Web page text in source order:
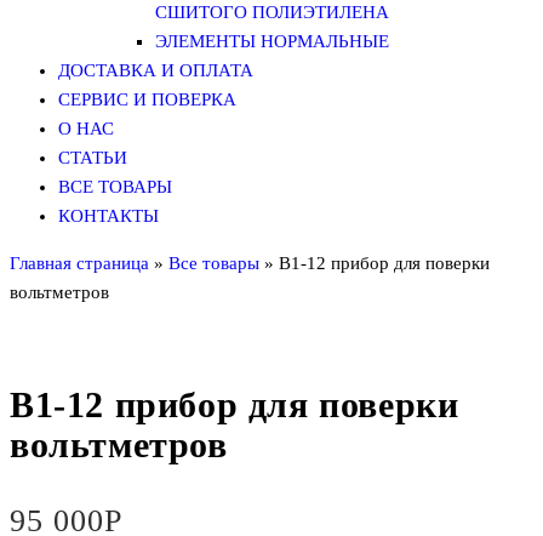
СШИТОГО ПОЛИЭТИЛЕНА
ЭЛЕМЕНТЫ НОРМАЛЬНЫЕ
ДОСТАВКА И ОПЛАТА
СЕРВИС И ПОВЕРКА
О НАС
СТАТЬИ
ВСЕ ТОВАРЫ
КОНТАКТЫ
Главная страница » Все товары » В1-12 прибор для поверки
вольтметров
В1-12 прибор для поверки
вольтметров
95 000Р